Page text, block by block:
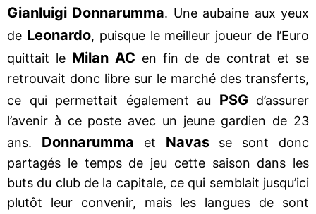
Gianluigi Donnarumma. Une aubaine aux yeux
de Leonardo, puisque le meilleur joueur de l’Euro
quittait le Milan AC en fin de de contrat et se
retrouvait donc libre sur le marché des transferts,
ce qui permettait également au PSGd’assurer
l’avenir à ce poste avec un jeune gardien de 23
ans. Donnarumma et Navasse sont donc
partagés le temps de jeu cette saison dans les
buts du club de la capitale, ce qui semblait jusqu’ici
plutôt leur convenir, mais les langues de sont